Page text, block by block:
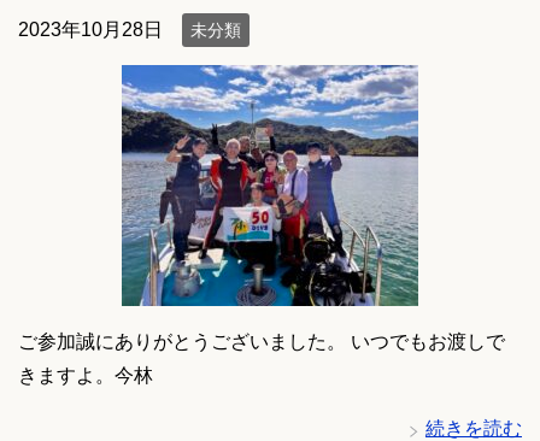
2023年10月28日 未分類
ご参加誠にありがとうございました。 いつでもお渡しで
きますよ。今林
続きを読む